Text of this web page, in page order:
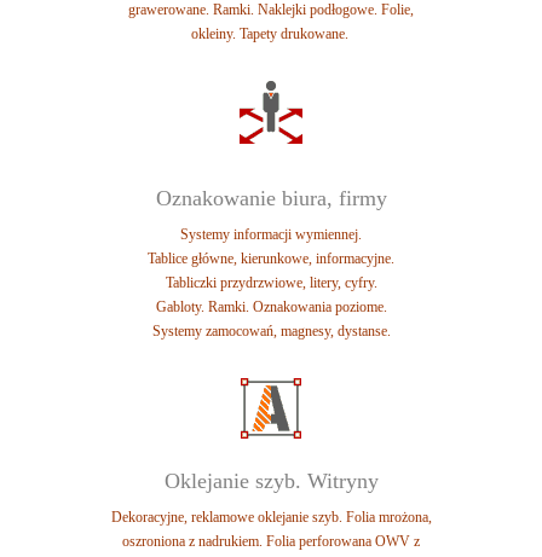
grawerowane. Ramki. Naklejki podłogowe. Folie,
okleiny. Tapety drukowane.
Oznakowanie biura, firmy
Systemy informacji wymiennej.
Tablice główne, kierunkowe, informacyjne.
Tabliczki przydrzwiowe, litery, cyfry.
Gabloty. Ramki. Oznakowania poziome.
Systemy zamocowań, magnesy, dystanse.
Oklejanie szyb. Witryny
Dekoracyjne, reklamowe oklejanie szyb. Folia mrożona,
oszroniona z nadrukiem. Folia perforowana OWV z